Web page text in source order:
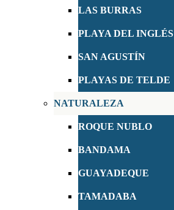
LAS BURRAS
PLAYA DEL INGLÉS
SAN AGUSTÍN
PLAYAS DE TELDE
NATURALEZA
ROQUE NUBLO
BANDAMA
GUAYADEQUE
TAMADABA